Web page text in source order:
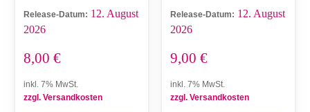
Release-Datum: 12. August
2026
8,00 €
inkl. 7% MwSt.
zzgl. Versandkosten
Release-Datum: 12. August
2026
9,00 €
inkl. 7% MwSt.
zzgl. Versandkosten